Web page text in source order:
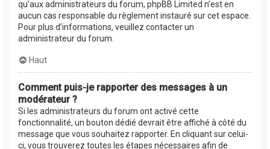
qu’aux administrateurs du forum, phpBB Limited n’est en
aucun cas responsable du règlement instauré sur cet espace.
Pour plus d’informations, veuillez contacter un
administrateur du forum.
Haut
Comment puis-je rapporter des messages à un
modérateur ?
Si les administrateurs du forum ont activé cette
fonctionnalité, un bouton dédié devrait être affiché à côté du
message que vous souhaitez rapporter. En cliquant sur celui-
ci, vous trouverez toutes les étapes nécessaires afin de